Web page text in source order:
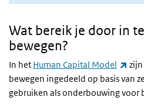
Wat bereik je door in
bewegen?
In het Human Capital Model
bewegen ingedeeld op basis van
gebruiken als onderbouwing voor